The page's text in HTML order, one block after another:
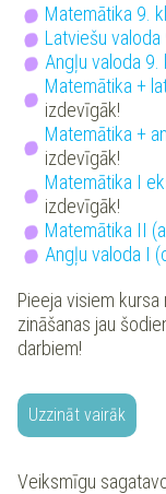
Matemātika 9.
Latviešu valoda
Angļu valoda 9.
Matemātika +
izdevīgāk!
Matemātika +
izdevīgāk!
Matemātika I
izdevīgāk!
Matemātika II
Angļu valoda I
Pieeja visiem
zināšanas jau
darbiem!
Uzzināt vairāk
Veiksmīgu